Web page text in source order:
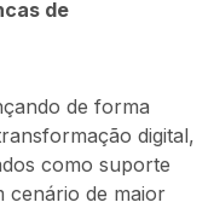
de
de forma
digital,
como suporte
cenário de maior